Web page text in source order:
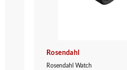
Rosendahl
Rosendahl Watch